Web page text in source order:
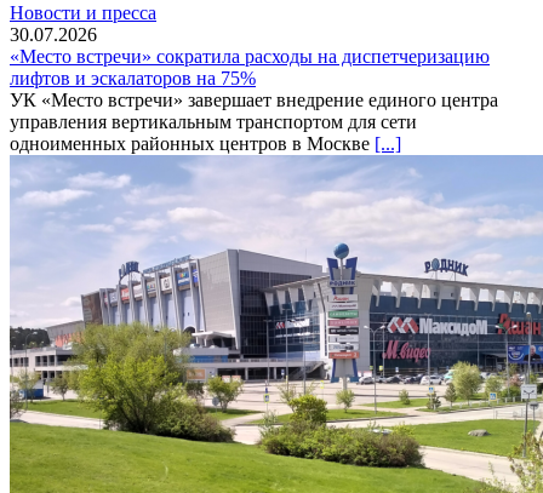
Новости и пресса
30.07.2026
«Место встречи» сократила расходы на диспетчеризацию
лифтов и эскалаторов на 75%
УК «Место встречи» завершает внедрение единого центра
управления вертикальным транспортом для сети
одноименных районных центров в Москве [...]